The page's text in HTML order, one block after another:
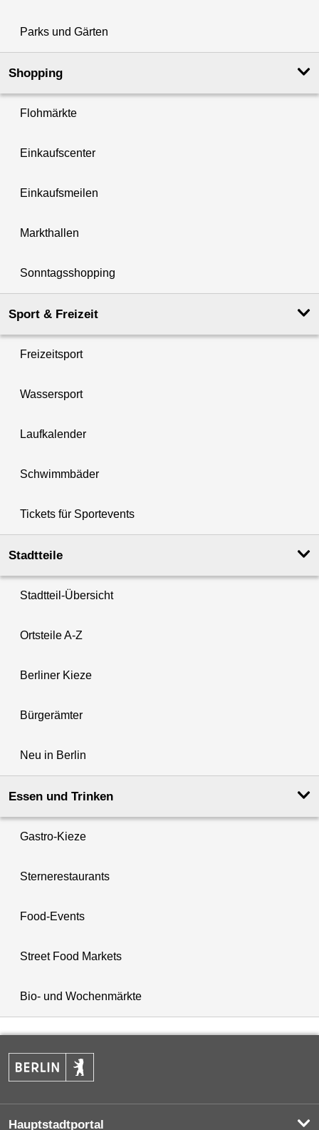
Parks und Gärten
Shopping
Flohmärkte
Einkaufscenter
Einkaufsmeilen
Markthallen
Sonntagsshopping
Sport & Freizeit
Freizeitsport
Wassersport
Laufkalender
Schwimmbäder
Tickets für Sportevents
Stadtteile
Stadtteil-Übersicht
Ortsteile A-Z
Berliner Kieze
Bürgerämter
Neu in Berlin
Essen und Trinken
Gastro-Kieze
Sternerestaurants
Food-Events
Street Food Markets
Bio- und Wochenmärkte
Hauptstadtportal